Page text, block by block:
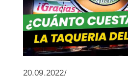
20.09.2022/